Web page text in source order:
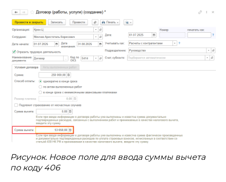
Рисунок. Новое поле для ввода суммы вычета
по коду 406